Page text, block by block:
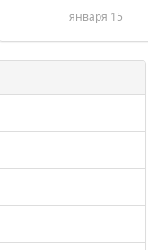
января 15